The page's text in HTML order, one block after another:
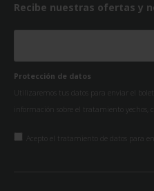
Recibe nuestras ofertas y
Protección de datos
Utilizaremos tus datos para enviar el
información sobre el tratamiento yechos,
Acepto el tratamiento de datos para